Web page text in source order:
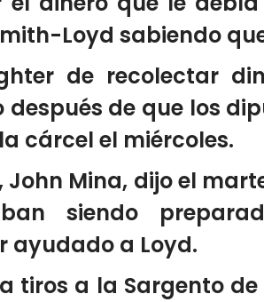
Loyd sabiendo
de recolectar
después de que los
cárcel el miércoles.
Mina, dijo el
siendo
ayudado a Loyd.
tiros a la Sargento